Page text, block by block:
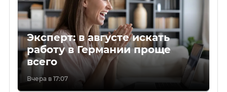
Эксперт: в августе искать
работу в Германии проще
всего
Вчера в 17:07